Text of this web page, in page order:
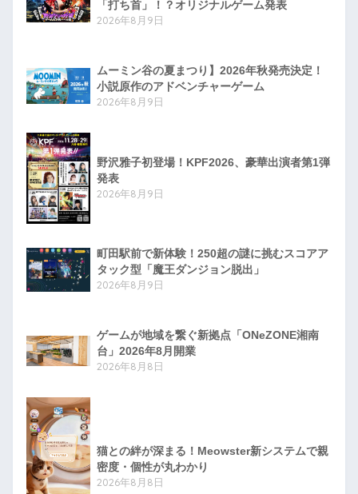
「打ち首」！？オリジナルゲーム発表
2026年8月9日
ムーミン谷の夏まつり】2026年秋発売決定！
小説原作のアドベンチャーゲーム
2026年8月9日
野沢雅子初登場！KPF2026、豪華出演者第1弾
発表
2026年8月9日
町田駅前で新体験！250超の謎に挑むスコアア
タック型「魔王ダンジョン脱出」
2026年8月9日
ゲームが地域を繋ぐ新拠点「ONeZONE湘南
台」2026年8月開業
2026年8月8日
猫との絆が深まる！Meowster新システムで親
密度・個性が丸わかり
2026年8月8日